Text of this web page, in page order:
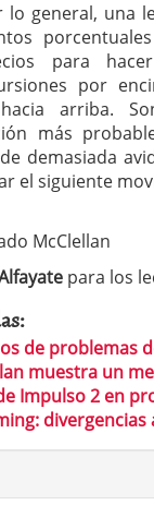
lo general, una
para
por
arriba.
más
demasiada
el siguiente
McClellan
para los
de problemas
muestra un
Impulso 2 en